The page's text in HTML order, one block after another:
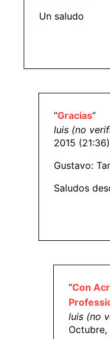
Un saludo
“Gracias”
luis (no
2015 (21:36)
Gustavo:
Saludos
“Con
luis (no